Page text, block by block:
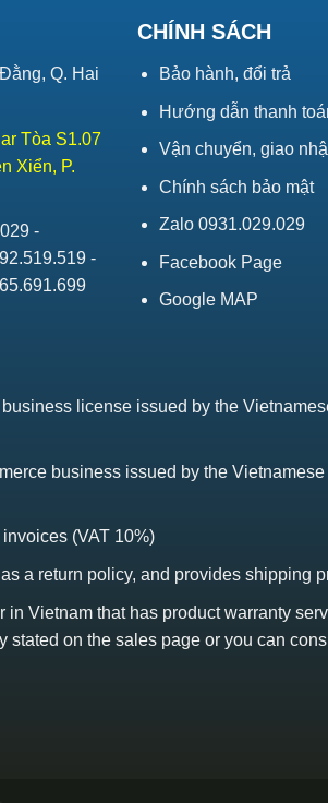
Q. Hai
Tòa S1.07
Xiển, P.
-
-
CHÍNH SÁCH
Bảo hành, đổi trả
Hướng dẫn thanh
Vận chuyển, giao
Chính sách bảo mật
Zalo 0931.029.029
Facebook Page
Google MAP
license issued by the
business issued by the
(VAT 10%)
a return policy, and provides shipping
Vietnam that has product warranty
stated on the sales page or you can